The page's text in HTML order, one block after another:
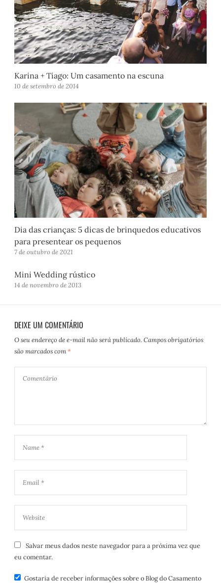
Karina + Tiago: Um casamento na escuna
10 de setembro de 2014
Dia das crianças: 5 dicas de brinquedos educativos
para presentear os pequenos
7 de outubro de 2021
Mini Wedding rústico
14 de novembro de 2013
DEIXE UM COMENTÁRIO
O seu endereço de e-mail não será publicado. Campos obrigatórios
são marcados com *
Salvar meus dados neste navegador para a próxima vez que
eu comentar.
Gostaria de receber informações sobre o Blog do Casamento